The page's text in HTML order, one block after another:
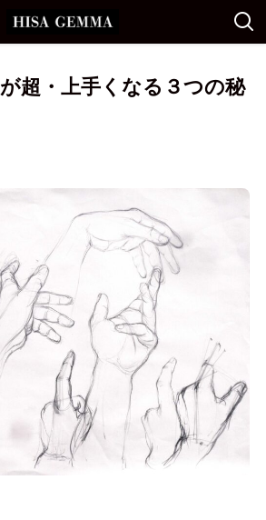
超・上手くなる３つの秘